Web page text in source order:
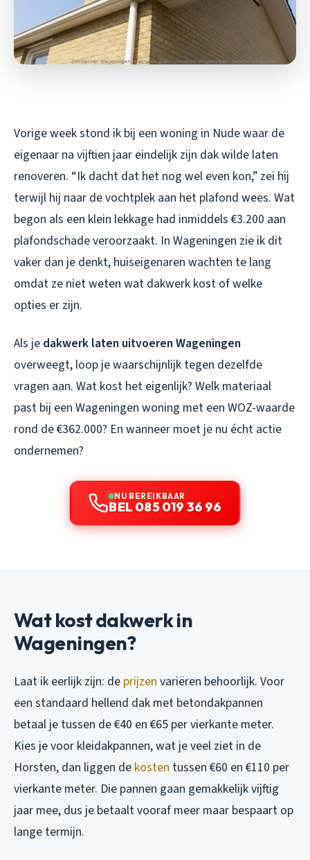
Vorige week stond ik bij een woning in Nude waar de
eigenaar na vijftien jaar eindelijk zijn dak wilde laten
renoveren. “Ik dacht dat het nog wel even kon,” zei hij
terwijl hij naar de vochtplek aan het plafond wees. Wat
begon als een klein lekkage had inmiddels €3.200 aan
plafondschade veroorzaakt. In Wageningen zie ik dit
vaker dan je denkt, huiseigenaren wachten te lang
omdat ze niet weten wat dakwerk kost of welke
opties er zijn.
Als je dakwerk laten uitvoeren Wageningen
overweegt, loop je waarschijnlijk tegen dezelfde
vragen aan. Wat kost het eigenlijk? Welk materiaal
past bij een Wageningen woning met een WOZ-waarde
rond de €362.000? En wanneer moet je nu écht actie
ondernemen?
NU BEREIKBAAR
BEL 085 019 36 96
Wat kost dakwerk in
Wageningen?
Laat ik eerlijk zijn: de prijzen variëren behoorlijk. Voor
een standaard hellend dak met betondakpannen
betaal je tussen de €40 en €65 per vierkante meter.
Kies je voor kleidakpannen, wat je veel ziet in de
Horsten, dan liggen de kosten tussen €60 en €110 per
vierkante meter. Die pannen gaan gemakkelijk vijftig
jaar mee, dus je betaalt vooraf meer maar bespaart op
lange termijn.